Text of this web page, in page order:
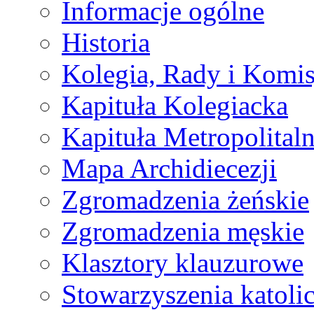
Informacje ogólne
Historia
Kolegia, Rady i
Kapituła Kolegiacka
Kapituła
Mapa Archidiecezji
Zgromadzenia żeńskie
Zgromadzenia męskie
Klasztory klauzurowe
Stowarzyszenia